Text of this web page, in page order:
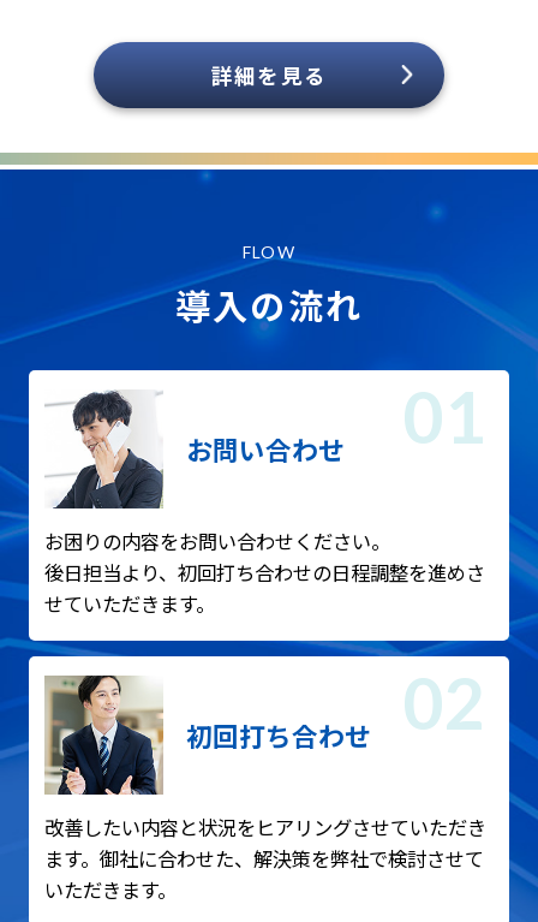
詳細を見る
FLOW
導入の流れ
お問い合わせ
お困りの内容をお問い合わせください。
後日担当より、初回打ち合わせの日程調整を進めさ
せていただきます。
初回打ち合わせ
改善したい内容と状況をヒアリングさせていただき
ます。御社に合わせた、解決策を弊社で検討させて
いただきます。